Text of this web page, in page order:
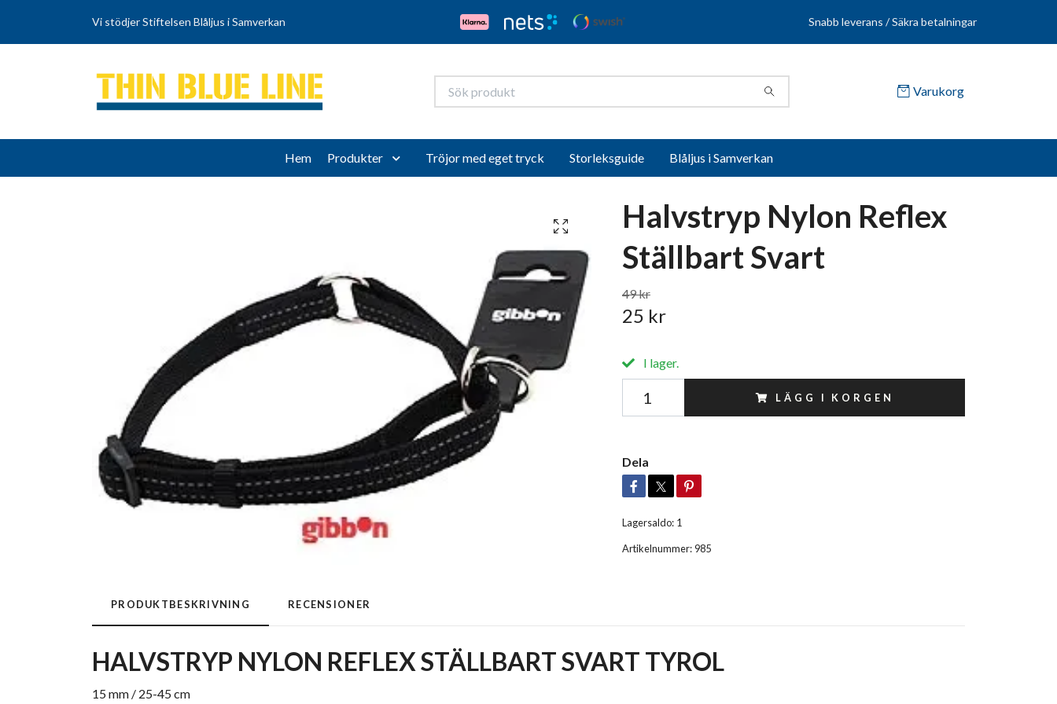
Vi stödjer Stiftelsen Blåljus i Samverkan Snabb leverans / Säkra betalningar
Varukorg
Hem Produkter Tröjor med eget tryck Storleksguide Blåljus i Samverkan
Halvstryp Nylon Reflex
Ställbart Svart
49 kr
25 kr
I lager.
LÄGG I KORGEN
Dela
Lagersaldo: 1
Artikelnummer:985
PRODUKTBESKRIVNING RECENSIONER
HALVSTRYP NYLON REFLEX STÄLLBART SVART TYROL
15 mm / 25-45 cm